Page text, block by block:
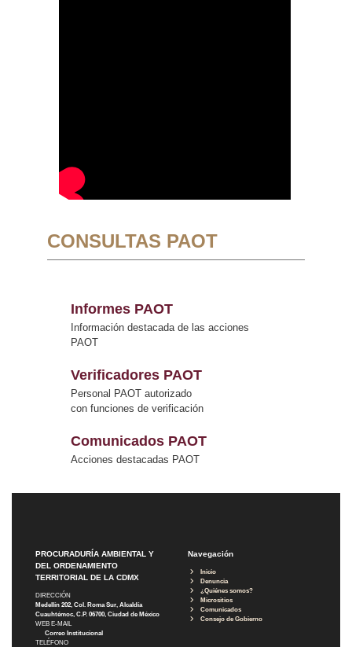
CONSULTAS PAOT
Informes PAOT
Información destacada de las acciones
PAOT
Verificadores PAOT
Personal PAOT autorizado
con funciones de verificación
Comunicados PAOT
Acciones destacadas PAOT
PROCURADURÍA AMBIENTAL Y
DEL ORDENAMIENTO
TERRITORIAL DE LA CDMX
DIRECCIÓN
Medellín 202, Col. Roma Sur, Alcaldía
Cuauhtémoc, C.P. 06700, Ciudad de México
WEB E-MAIL
Correo Institucional
TELÉFONO
Navegación
Inicio
Denuncia
¿Quiénes somos?
Micrositios
Comunicados
Consejo de Gobierno